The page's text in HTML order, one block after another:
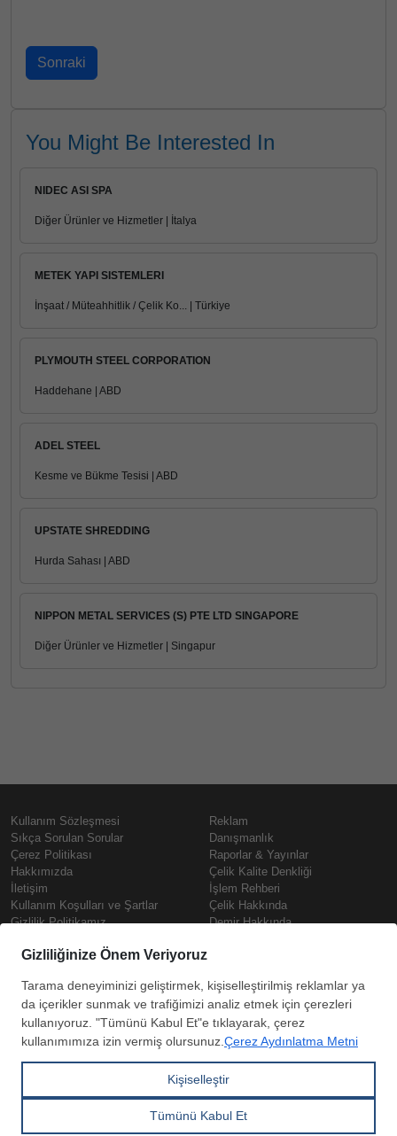
You Might Be Interested In
NIDEC ASI SPA
Diğer Ürünler ve Hizmetler | İtalya
METEK YAPI SISTEMLERI
İnşaat / Müteahhitlik / Çelik Ko... | Türkiye
PLYMOUTH STEEL CORPORATION
Haddehane | ABD
ADEL STEEL
Kesme ve Bükme Tesisi | ABD
UPSTATE SHREDDING
Hurda Sahası | ABD
NIPPON METAL SERVICES (S) PTE LTD SINGAPORE
Diğer Ürünler ve Hizmetler | Singapur
Kullanım Sözleşmesi
Sıkça Sorulan Sorular
Çerez Politikası
Hakkımızda
İletişim
Kullanım Koşulları ve Şartlar
Gizlilik Politikamız
Prime
Reklam
Danışmanlık
Raporlar & Yayınlar
Çelik Kalite Denkliği
İşlem Rehberi
Çelik Hakkında
Demir Hakkında
Çelik Fiyatları
Demir Fiyatları
Güncel Hurda Fiyatları
Kutu Profil Fiyatları
Copyright © SteelOrbis Elektronik
Tüm hakları saklıdır